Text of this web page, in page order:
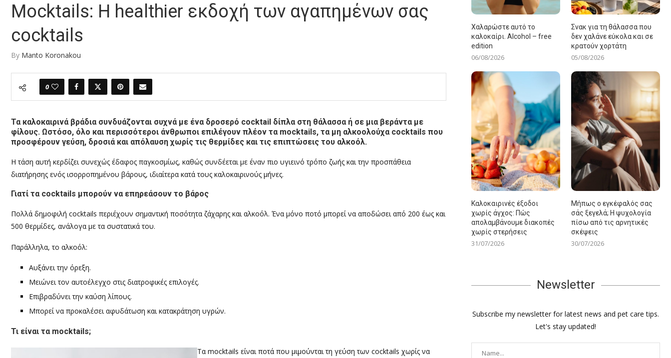
Mocktails: Η healthier εκδοχή των αγαπημένων σας
cocktails
By Manto Koronakou
0
Τα καλοκαιρινά βράδια συνδυάζονται συχνά με ένα δροσερό cocktail δίπλα στη θάλασσα ή σε μια βεράντα με
φίλους. Ωστόσο, όλο και περισσότεροι άνθρωποι επιλέγουν πλέον τα mocktails, τα μη αλκοολούχα cocktails που
προσφέρουν γεύση, δροσιά και απόλαυση χωρίς τις θερμίδες και τις επιπτώσεις του αλκοόλ.
Η τάση αυτή κερδίζει συνεχώς έδαφος παγκοσμίως, καθώς συνδέεται με έναν πιο υγιεινό τρόπο ζωής και την προσπάθεια
διατήρησης ενός ισορροπημένου βάρους, ιδιαίτερα κατά τους καλοκαιρινούς μήνες.
Γιατί τα cocktails μπορούν να επηρεάσουν το βάρος
Πολλά δημοφιλή cocktails περιέχουν σημαντική ποσότητα ζάχαρης και αλκοόλ. Ένα μόνο ποτό μπορεί να αποδώσει από 200 έως και
500 θερμίδες, ανάλογα με τα συστατικά του.
Παράλληλα, το αλκοόλ:
Αυξάνει την όρεξη.
Μειώνει τον αυτοέλεγχο στις διατροφικές επιλογές.
Επιβραδύνει την καύση λίπους.
Μπορεί να προκαλέσει αφυδάτωση και κατακράτηση υγρών.
Τι είναι τα mocktails;
Τα mocktails είναι ποτά που μιμούνται τη γεύση των cocktails χωρίς να
Χαλαρώστε αυτό το
καλοκαίρι. Alcohol – free
edition
06/08/2026
Σνακ για τη θάλασσα που
δεν χαλάνε εύκολα και σε
κρατούν χορτάτη
05/08/2026
Καλοκαιρινές έξοδοι
χωρίς άγχος: Πώς
απολαμβάνουμε διακοπές
χωρίς στερήσεις
31/07/2026
Μήπως ο εγκέφαλός σας
σάς ξεγελά; Η ψυχολογία
πίσω από τις αρνητικές
σκέψεις
30/07/2026
Newsletter
Subscribe my newsletter for latest news and pet care tips.
Let's stay updated!